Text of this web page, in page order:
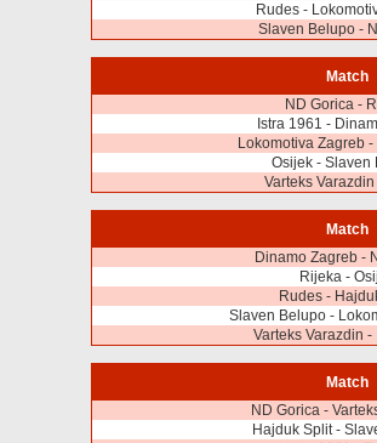
Rudes -
Slaven Belupo -
Match
ND Gorica -
Istra 1961 -
Lokomotiva Zagreb
Osijek - Slaven
Varteks
Match
Dinamo Zagreb -
Rijeka -
Rudes -
Slaven Belupo -
Varteks Varazdin -
Match
ND Gorica -
Hajduk Split -